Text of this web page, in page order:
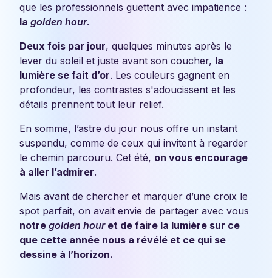
que les professionnels guettent avec impatience :
la golden hour.
Deux fois par jour, quelques minutes après le
lever du soleil et juste avant son coucher, la
lumière se fait d’or. Les couleurs gagnent en
profondeur, les contrastes s'adoucissent et les
détails prennent tout leur relief.
En somme, l’astre du jour nous offre un instant
suspendu, comme de ceux qui invitent à regarder
le chemin parcouru. Cet été, on vous encourage
à aller l’admirer.
Mais avant de chercher et marquer d’une croix le
spot parfait, on avait envie de partager avec vous
notre golden hour et de faire la lumière sur ce
que cette année nous a révélé et ce qui se
dessine à l’horizon.